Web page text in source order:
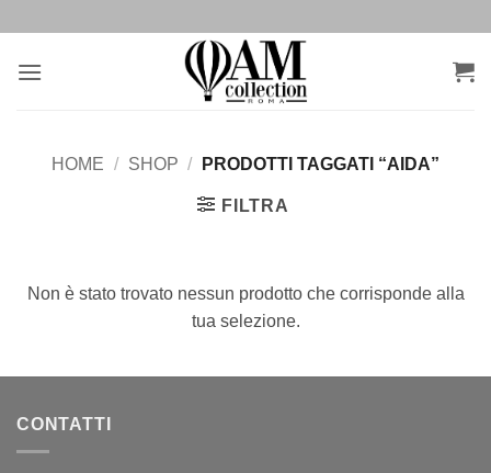
contenuti
HOME / SHOP / PRODOTTI TAGGATI “AIDA”
FILTRA
Non è stato trovato nessun prodotto che corrisponde alla
tua selezione.
CONTATTI